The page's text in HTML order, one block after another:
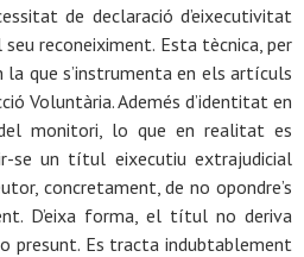
de declaració d’eixecutivitat
reconeiximent. Esta tècnica, per
que s’instrumenta en els artículs
Voluntària. Ademés d’identitat en
monitori, lo que en realitat es
se un títul eixecutiu extrajudicial
concretament, de no opondre’s
D’eixa forma, el títul no deriva
presunt. Es tracta indubtablement